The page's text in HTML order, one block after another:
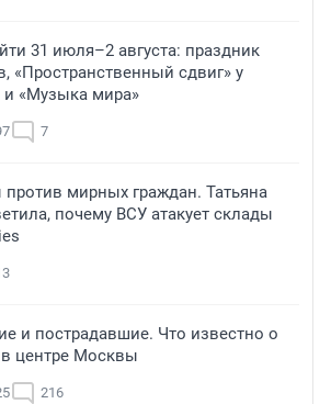
31 июля–2 августа: праздник
«Пространственный сдвиг» у
«Музыка мира»
7
против мирных граждан. Татьяна
почему ВСУ атакует склады
и пострадавшие. Что известно о
центре Москвы
216